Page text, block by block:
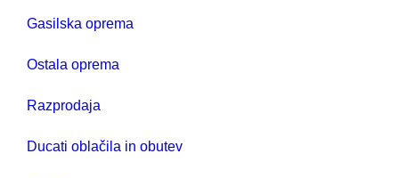
Gasilska oprema
Ostala oprema
Razprodaja
Ducati oblačila in obutev